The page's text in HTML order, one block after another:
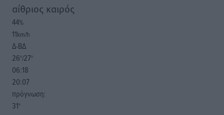
αίθριος καιρός
44%
11km/h
Δ-ΒΔ
26°/27°
06:18
20:07
πρόγνωση:
31°